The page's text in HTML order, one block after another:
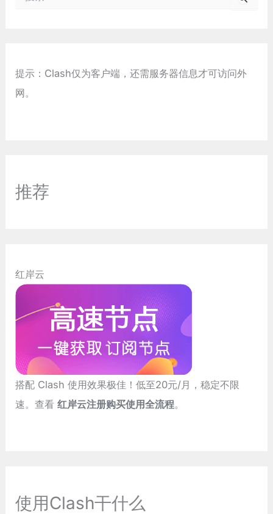
提示：Clash仅为客户端，还需服务器信息才可访问外
网。
推荐
红岸云
搭配 Clash 使用效果极佳！低至20元/月，稳定不限
速。查看红岸云注册购买使用全流程。
使用Clash干什么